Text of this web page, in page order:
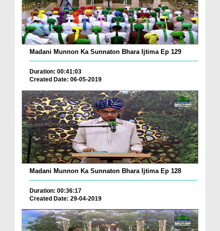
Madani Munnon Ka Sunnaton Bhara Ijtima Ep 129
Duration: 00:41:03
Created Date: 06-05-2019
Madani Munnon Ka Sunnaton Bhara Ijtima Ep 128
Duration: 00:36:17
Created Date: 29-04-2019